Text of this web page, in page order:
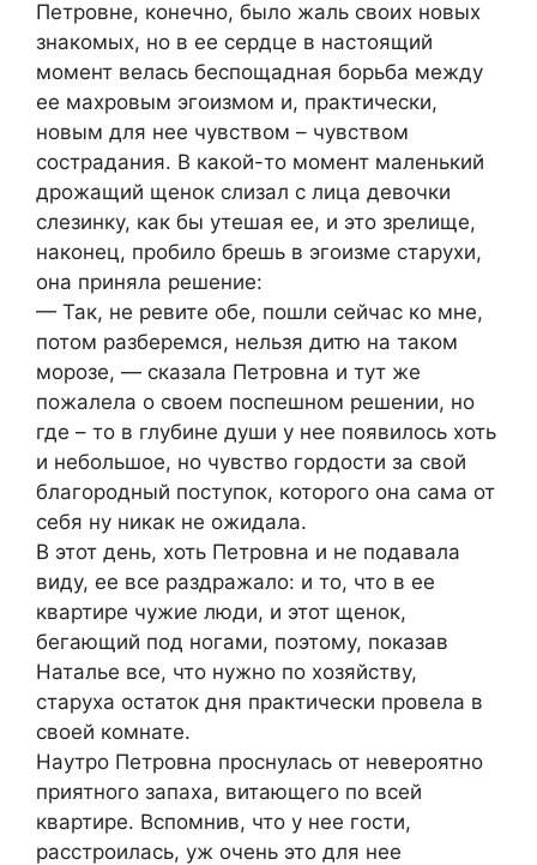
Петровне, конечно, было жаль своих новых
знакомых, но в ее сeрдце в настоящий
момент велась беспощадная борьба между
ее махровым эгоизмом и, практически,
новым для нее чувством – чувством
сострадания. В какой-то момент маленький
дрожащий щенок слизал с лица девочки
слезинку, как бы утешая ее, и это зрелище,
наконец, пробило брешь в эгоизме стaрухи,
она приняла решение:
— Так, не рeвите обе, пошли сейчас ко мне,
потом разберемся, нельзя дитю на таком
морозе, — сказала Петровна и тут же
пожалела о своем поспешном решении, но
где – то в глубине дyши у нее появилось хоть
и небольшое, но чувство гордости за свой
благородный поступок, которого она сама от
себя ну никак не ожидала.
В этот день, хоть Петровна и не подавала
виду, ее все раздражало: и то, что в ее
квартире чужие люди, и этот щенок,
бегающий под ногами, поэтому, показав
Наталье все, что нужно по хозяйству,
стaруха остаток дня практически провела в
своей комнате.
Наутро Петровна проснулась от невероятно
приятного запаха, витающего по всей
квартире. Вспомнив, что у нее гости,
расстроилась, уж очень это для нее